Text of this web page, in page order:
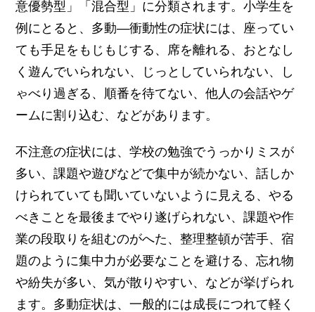
意優勢型」「混合型」に分類されます。小学生を
例にとると、多動―衝動性の症状には、座ってい
ても手足をもじもじする、席を離れる、おとなし
く遊んでいられない、じっとしていられない、し
ゃべり過ぎる、順番を待てない、他人の会話やゲ
ームに割り込む、などがあります。
不注意の症状には、学校の勉強でうっかりミスが
多い、課題や遊びなどで集中が続かない、話しか
けられていても聞いていないように見える、やる
べきことを最後までやり遂げられない、課題や作
業の段取りを組むのがへた、整理整頓が苦手、宿
題のように集中力が必要なことを避ける、忘れ物
や紛失が多い、気が散りやすい、などが挙げられ
ます。多動症状は、一般的には成長につれて軽く